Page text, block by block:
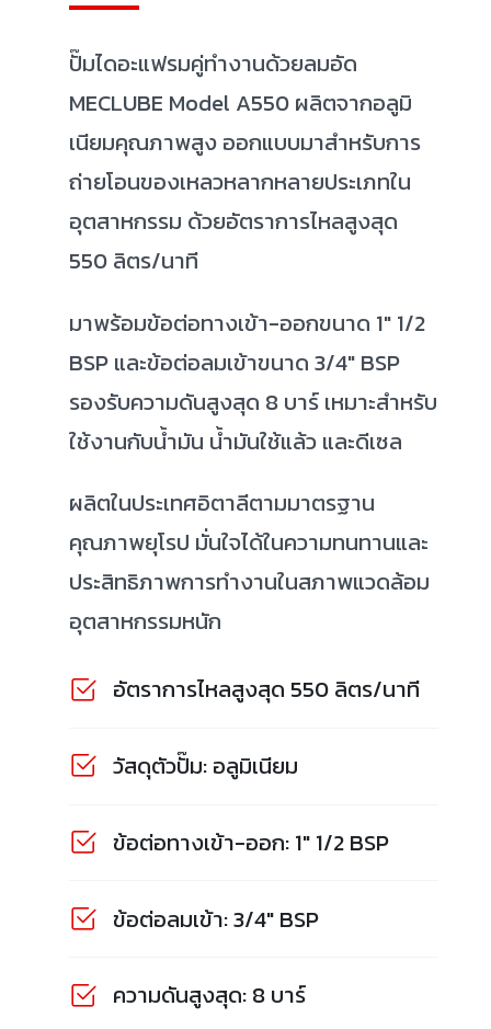
ปั๊มไดอะแฟรมคู่ทำงานด้วยลมอัด
MECLUBE Model A550 ผลิตจากอลูมิ
เนียมคุณภาพสูง ออกแบบมาสำหรับการ
ถ่ายโอนของเหลวหลากหลายประเภทใน
อุตสาหกรรม ด้วยอัตราการไหลสูงสุด
550 ลิตร/นาที
มาพร้อมข้อต่อทางเข้า-ออกขนาด 1" 1/2
BSP และข้อต่อลมเข้าขนาด 3/4" BSP
รองรับความดันสูงสุด 8 บาร์ เหมาะสำหรับ
ใช้งานกับน้ำมัน น้ำมันใช้แล้ว และดีเซล
ผลิตในประเทศอิตาลีตามมาตรฐาน
คุณภาพยุโรป มั่นใจได้ในความทนทานและ
ประสิทธิภาพการทำงานในสภาพแวดล้อม
อุตสาหกรรมหนัก
อัตราการไหลสูงสุด 550 ลิตร/นาที
วัสดุตัวปั๊ม: อลูมิเนียม
ข้อต่อทางเข้า-ออก: 1" 1/2 BSP
ข้อต่อลมเข้า: 3/4" BSP
ความดันสูงสุด: 8 บาร์